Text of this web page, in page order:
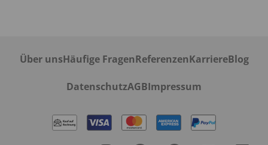
Über unsHäufige FragenReferenzenKarriereBlog
DatenschutzAGBImpressum